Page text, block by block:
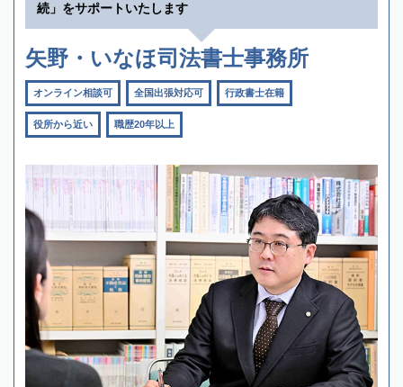
続」をサポートいたします
矢野・いなほ司法書士事務所
オンライン相談可 全国出張対応可 行政書士在籍
役所から近い 職歴20年以上